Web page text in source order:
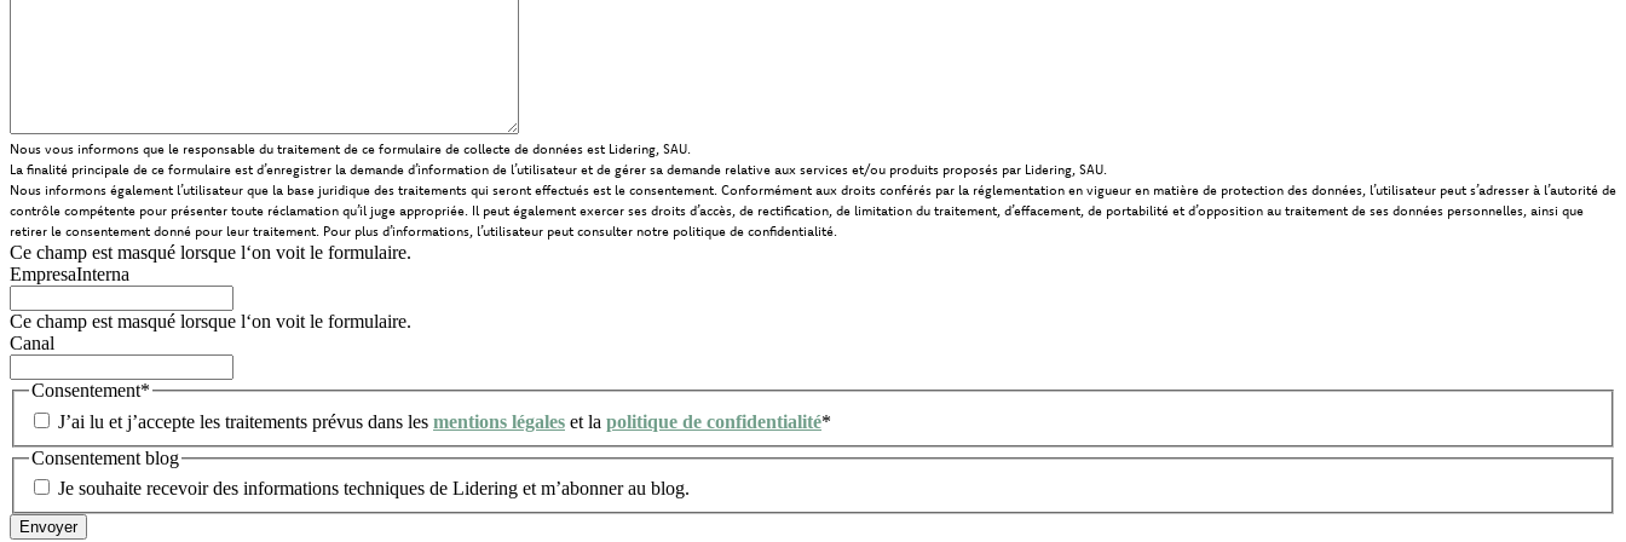
Nous vous informons que le responsable du traitement de ce formulaire de collecte de données est Lidering, SAU.
La finalité principale de ce formulaire est d’enregistrer la demande d’information de l’utilisateur et de gérer sa demande relative aux services et/ou produits proposés par Lidering, SAU.
Nous informons également l’utilisateur que la base juridique des traitements qui seront effectués est le consentement. Conformément aux droits conférés par la réglementation en vigueur en matière de protection des données, l’utilisateur peut s’adresser à l’autorité de
contrôle compétente pour présenter toute réclamation qu’il juge appropriée. Il peut également exercer ses droits d’accès, de rectification, de limitation du traitement, d’effacement, de portabilité et d’opposition au traitement de ses données personnelles, ainsi que
retirer le consentement donné pour leur traitement. Pour plus d’informations, l’utilisateur peut consulter notre politique de confidentialité.
Ce champ est masqué lorsque l‘on voit le formulaire.
EmpresaInterna
Ce champ est masqué lorsque l‘on voit le formulaire.
Canal
Consentement*
J’ai lu et j’accepte les traitements prévus dans les mentions légales et la politique de confidentialité*
Consentement blog
Je souhaite recevoir des informations techniques de Lidering et m’abonner au blog.